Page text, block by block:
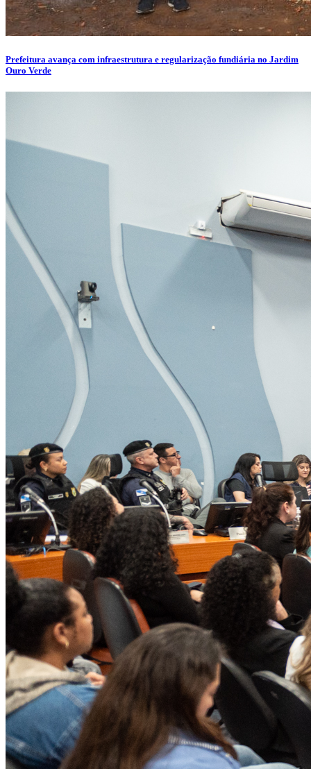
Prefeitura avança com infraestrutura e regularização fundiária no Jardim
Ouro Verde